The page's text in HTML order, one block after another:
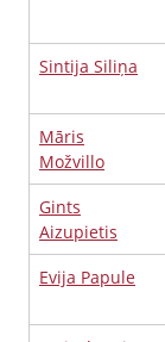
Sintija Siliņa
Māris
Možvillo
Gints
Aizupietis
Evija Papule